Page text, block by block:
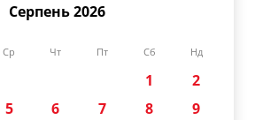
Серпень 2026
Ср Чт Пт Сб Нд
1
2
5 6 7 8
9